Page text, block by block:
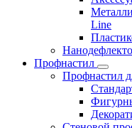
Line
Профнастил
Профнастил